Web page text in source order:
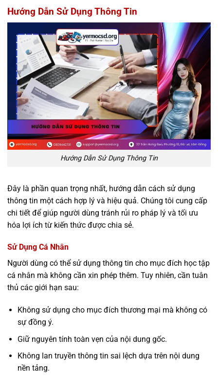
Hướng Dẫn Sử Dụng Thông Tin
Hướng Dẫn Sử Dụng Thông Tin
Đây là phần quan trọng nhất, hướng dẫn cách sử dụng
thông tin một cách hợp lý và hiệu quả. Chúng tôi cung cấp
chi tiết để giúp người dùng tránh rủi ro pháp lý và tối ưu
hóa lợi ích từ kiến thức được chia sẻ.
Sử Dụng Cá Nhân
Người dùng có thể sử dụng thông tin cho mục đích học tập
cá nhân mà không cần xin phép thêm. Tuy nhiên, cần tuân
thủ các giới hạn sau:
Không sử dụng cho mục đích thương mại mà không có
sự đồng ý.
Giữ nguyên tính toàn vẹn của nội dung gốc.
Không lan truyền thông tin sai lệch dựa trên nội dung
nền tảng.